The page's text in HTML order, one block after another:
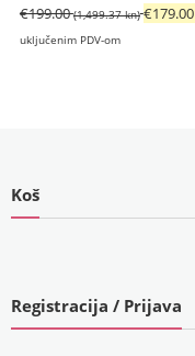
€199.00 (1,499.37 kn)Izvorna
€179.00
uključenim PDV-om
Koš
Registracija / Prijava